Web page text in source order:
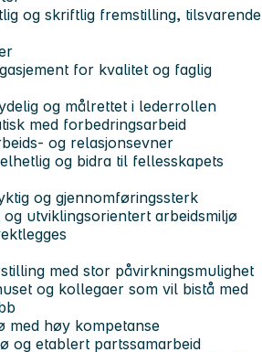
og skriftlig fremstilling, tilsvarende
for kvalitet og faglig
og målrettet i lederrollen
med forbedringsarbeid
og relasjonsevner
og bidra til fellesskapets
og gjennomføringssterk
utviklingsorientert arbeidsmiljø
med stor påvirkningsmulighet
og kollegaer som vil bistå med
med høy kompetanse
og etablert partssamarbeid